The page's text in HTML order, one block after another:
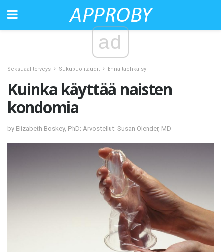
ad
Seksuaaliterveys Sukupuolitaudit Ennaltaehkäisy
Kuinka käyttää naisten
kondomia
by Elizabeth Boskey, PhD; Arvostellut: Susan Olender, MD